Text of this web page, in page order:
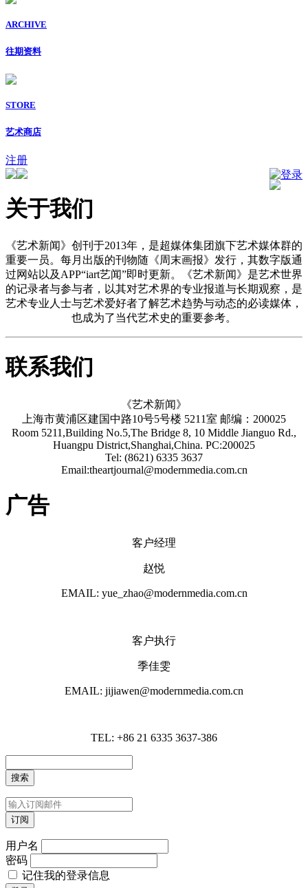
ARCHIVE
往期资料
STORE
艺术商店
注册
登录
关于我们
《艺术新闻》创刊于2013年，是超媒体集团旗下艺术媒体群的
重要一员。每月出版的刊物随《周末画报》发行，其数字版通
过网站以及APP“iart艺闻”即时更新。《艺术新闻》是艺术世界
的记录者与参与者，以其对艺术界的专业报道与长期观察，是
艺术专业人士与艺术爱好者了解艺术趋势与动态的必读媒体，
也成为了当代艺术史的重要参考。
联系我们
《艺术新闻》
上海市黄浦区建国中路10号5号楼 5211室 邮编：200025
Room 5211,Building No.5,The Bridge 8, 10 Middle Jianguo Rd.,
Huangpu District,Shanghai,China. PC:200025
Tel: (8621) 6335 3637
Email:theartjournal@modernmedia.com.cn
广告
客户经理
赵悦
EMAIL: yue_zhao@modernmedia.com.cn
客户执行
季佳雯
EMAIL: jijiawen@modernmedia.com.cn
TEL: +86 21 6335 3637-386
用户名
密码
记住我的登录信息